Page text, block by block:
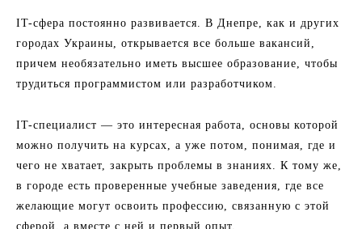
IT-сфера постоянно развивается. В Днепре, как и других
городах Украины, открывается все больше вакансий,
причем необязательно иметь высшее образование, чтобы
трудиться программистом или разработчиком.
IT-специалист — это интересная работа, основы которой
можно получить на курсах, а уже потом, понимая, где и
чего не хватает, закрыть проблемы в знаниях. К тому же,
в городе есть проверенные учебные заведения, где все
желающие могут освоить профессию, связанную с этой
сферой, а вместе с ней и первый опыт.